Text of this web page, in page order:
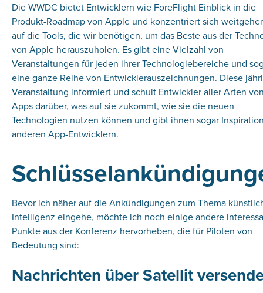
Die WWDC bietet Entwicklern wie ForeFlight Einblick in die
Produkt-Roadmap von Apple und konzentriert sich
auf die Tools, die wir benötigen, um das Beste aus der
von Apple herauszuholen. Es gibt eine Vielzahl von
Veranstaltungen für jeden ihrer Technologiebereiche und
eine ganze Reihe von Entwicklerauszeichnungen. Diese
Veranstaltung informiert und schult Entwickler aller Arten
Apps darüber, was auf sie zukommt, wie sie die neuen
Technologien nutzen können und gibt ihnen sogar
anderen App-Entwicklern.
Bevor ich näher auf die Ankündigungen zum Thema
Intelligenz eingehe, möchte ich noch einige andere
Punkte aus der Konferenz hervorheben, die für Piloten von
Bedeutung sind:
Nachrichten über Satellit